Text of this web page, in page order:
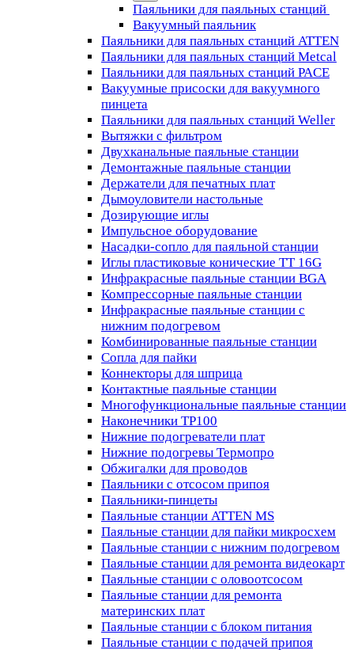
Паяльники для паяльных станций
Вакуумный паяльник
Паяльники для паяльных станций ATTEN
Паяльники для паяльных станций Metcal
Паяльники для паяльных станций PACE
Вакуумные присоски для вакуумного
пинцета
Паяльники для паяльных станций Weller
Вытяжки с фильтром
Двухканальные паяльные станции
Демонтажные паяльные станции
Держатели для печатных плат
Дымоуловители настольные
Дозирующие иглы
Импульсное оборудование
Насадки-сопло для паяльной станции
Иглы пластиковые конические TT 16G
Инфракрасные паяльные станции BGA
Компрессорные паяльные станции
Инфракрасные паяльные станции с
нижним подогревом
Комбинированные паяльные станции
Сопла для пайки
Коннекторы для шприца
Контактные паяльные станции
Многофункциональные паяльные станции
Наконечники TP100
Нижние подогреватели плат
Нижние подогревы Термопро
Обжигалки для проводов
Паяльники с отсосом припоя
Паяльники-пинцеты
Паяльные станции ATTEN MS
Паяльные станции для пайки микросхем
Паяльные станции с нижним подогревом
Паяльные станции для ремонта видеокарт
Паяльные станции с оловоотсосом
Паяльные станции для ремонта
материнских плат
Паяльные станции с блоком питания
Паяльные станции с подачей припоя